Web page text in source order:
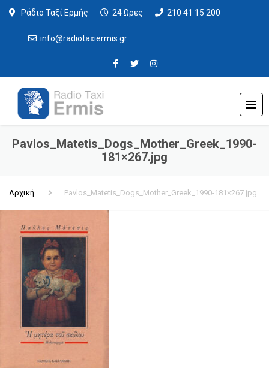
Ράδιο Ταξί Ερμής 24 Ώρες 210 41 15 200
info@radiotaxiermis.gr
Pavlos_Matetis_Dogs_Mother_Greek_1990-
181×267.jpg
Αρχική Pavlos_Matetis_Dogs_Mother_Greek_1990-181×267.jpg